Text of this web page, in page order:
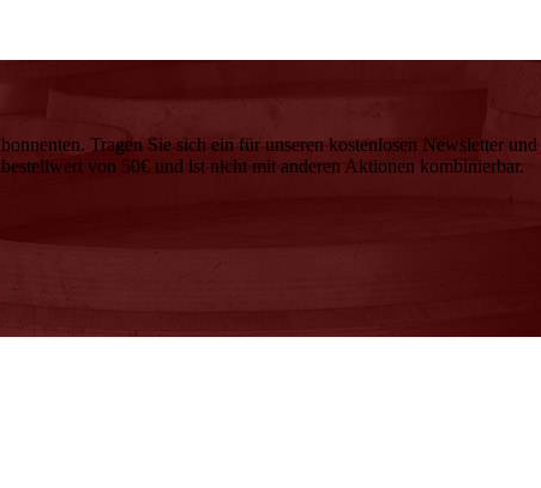
Tragen Sie sich ein für unseren kostenlosen Newsletter
von 50€ und ist nicht mit anderen Aktionen kombinierbar.